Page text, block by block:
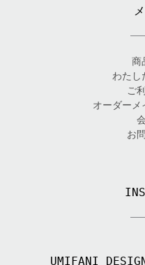
商
わたし
ご
オーダーメ
お